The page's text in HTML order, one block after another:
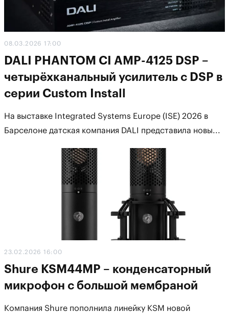
08.03.2026 17:00
DALI PHANTOM CI AMP-4125 DSP –
четырёхканальный усилитель с DSP в
серии Custom Install
На выставке Integrated Systems Europe (ISE) 2026 в
Барселоне датская компания DALI представила новы...
23.02.2026 16:00
Shure KSM44MP – конденсаторный
микрофон с большой мембраной
Компания Shure пополнила линейку KSM новой